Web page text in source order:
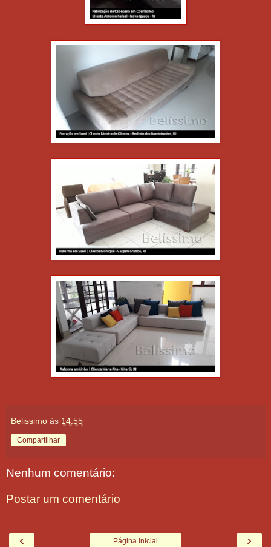
Belissimo às 14:55
Compartilhar
Nenhum comentário:
Postar um comentário
‹ ›
Página inicial